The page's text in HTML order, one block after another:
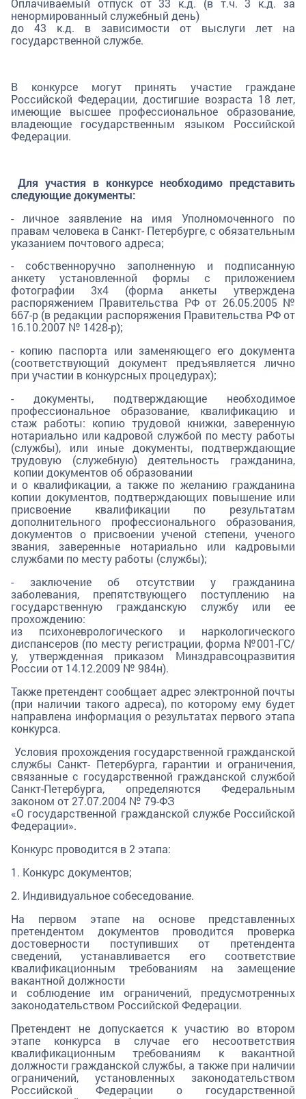
Оплачиваемый отпуск от 33 к.д. (в т.ч. 3 к.д. за
ненормированный служебный день)
до 43 к.д. в зависимости от выслуги лет на
государственной службе.
В конкурсе могут принять участие граждане
Российской Федерации, достигшие возраста 18 лет,
имеющие высшее профессиональное образование,
владеющие государственным языком Российской
Федерации.
Для участия в конкурсе необходимо представить
следующие документы:
- личное заявление на имя Уполномоченного по
правам человека в Санкт- Петербурге, с обязательным
указанием почтового адреса;
- собственноручно заполненную и подписанную
анкету установленной формы с приложением
фотографии 3х4 (форма анкеты утверждена
распоряжением Правительства РФ от 26.05.2005 №
667-р (в редакции распоряжения Правительства РФ от
16.10.2007 № 1428-р);
- копию паспорта или заменяющего его документа
(соответствующий документ предъявляется лично
при участии в конкурсных процедурах);
- документы, подтверждающие необходимое
профессиональное образование, квалификацию и
стаж работы: копию трудовой книжки, заверенную
нотариально или кадровой службой по месту работы
(службы), или иные документы, подтверждающие
трудовую (служебную) деятельность гражданина,
копии документов об образовании
и о квалификации, а также по желанию гражданина
копии документов, подтверждающих повышение или
присвоение квалификации по результатам
дополнительного профессионального образования,
документов о присвоении ученой степени, ученого
звания, заверенные нотариально или кадровыми
службами по месту работы (службы);
- заключение об отсутствии у гражданина
заболевания, препятствующего поступлению на
государственную гражданскую службу или ее
прохождению:
из психоневрологического и наркологического
диспансеров (по месту регистрации, форма №001-ГС/
у, утвержденная приказом Минздравсоцразвития
России от 14.12.2009 № 984н).
Также претендент сообщает адрес электронной почты
(при наличии такого адреса), по которому ему будет
направлена информация о результатах первого этапа
конкурса.
Условия прохождения государственной гражданской
службы Санкт- Петербурга, гарантии и ограничения,
связанные с государственной гражданской службой
Санкт-Петербурга, определяются Федеральным
законом от 27.07.2004 № 79-ФЗ
«О государственной гражданской службе Российской
Федерации».
Конкурс проводится в 2 этапа:
1. Конкурс документов;
2. Индивидуальное собеседование.
На первом этапе на основе представленных
претендентом документов проводится проверка
достоверности поступивших от претендента
сведений, устанавливается его соответствие
квалификационным требованиям на замещение
вакантной должности
и соблюдение им ограничений, предусмотренных
законодательством Российской Федерации.
Претендент не допускается к участию во втором
этапе конкурса в случае его несоответствия
квалификационным требованиям к вакантной
должности гражданской службы, а также при наличии
ограничений, установленных законодательством
Российской Федерации о государственной